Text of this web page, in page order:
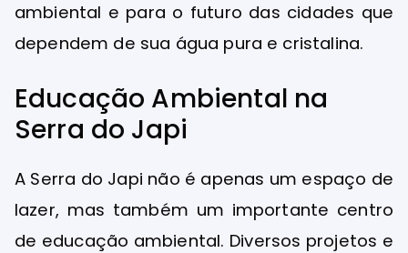
ambiental e para o futuro das cidades que
dependem de sua água pura e cristalina.
Educação Ambiental na
Serra do Japi
A Serra do Japi não é apenas um espaço de
lazer, mas também um importante centro
de educação ambiental. Diversos projetos e